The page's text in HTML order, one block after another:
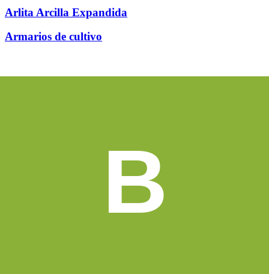
Arlita Arcilla Expandida
Armarios de cultivo
B